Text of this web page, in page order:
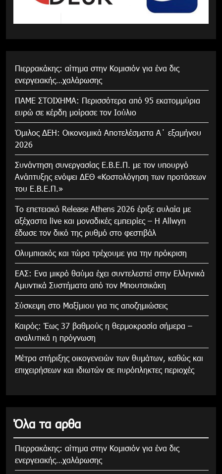
Πιερρακάκης: αίτημα στην Κομισιόν για ένα δις
ενεργειακής…χαλάρωσης
ΠΑΜΕ ΣΤΟΙΧΗΜΑ: Περισσότερα από 95 εκατομμύρια
ευρώ σε κέρδη μοίρασε τον Ιούλιο
Όμιλος ΔΕΗ: Οικονομικά Αποτελέσματα Α΄ εξαμήνου
2026
Συνάντηση συνεργασίας Ε.Β.Ε.Π. με τον υπουργό
Ανάπτυξης ενόψει ΔΕΘ «Κοστολόγηση των προτάσεων
του Ε.Β.Ε.Π.»
Το επετειακό Release Athens 2026 έριξε αυλαία με
αξέχαστα live και μοναδικές εμπειρίες – Η Allwyn
έδωσε τον δικό της ρυθμό στο φεστιβάλ
Ολυμπιακός και τώρα τρέχουμε για την πρόκριση
ΕΑΣ: Ενα μικρό θαύμα έχει συντελεστεί στην Ελληνικά
Αμυντικά Συστήματα από τον Μπουτσικάκη
Σύσκεψη στο Μαξίμιου για τις αποζημιώσεις
Καιρός: Έως 37 βαθμούς η θερμοκρασία σήμερα –
αναλυτικά η πρόγνωση
Μέτρα στήριξης οικογενειών των θυμάτων, καθώς και
επιχειρήσεων και ιδιωτών σε πυρόπληκτες περιοχές
Όλα τα αρθα
Πιερρακάκης: αίτημα στην Κομισιόν για ένα δις
ενεργειακής…χαλάρωσης